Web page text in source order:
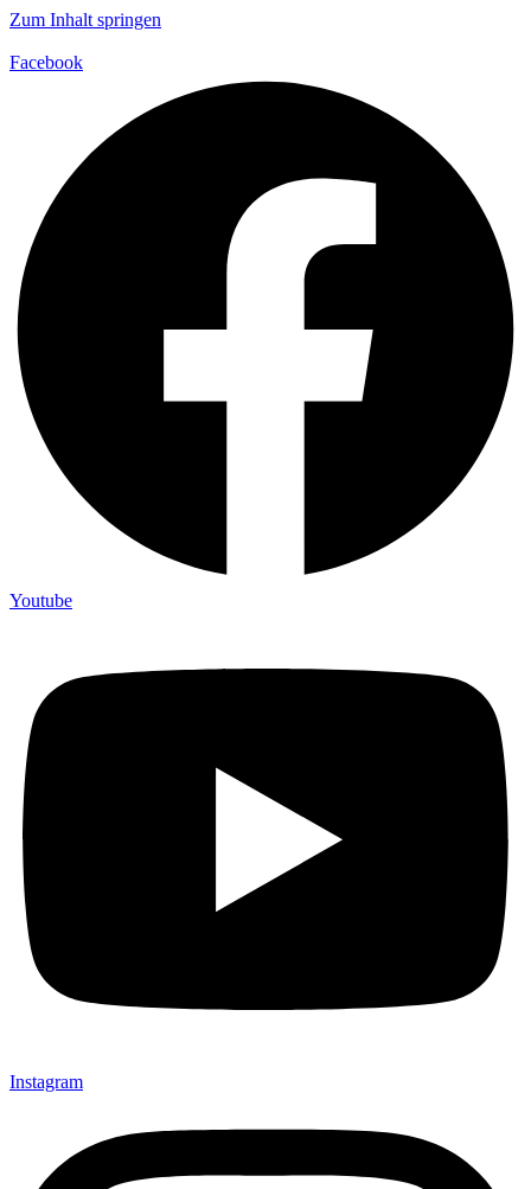
Zum Inhalt springen
Facebook
Youtube
Instagram